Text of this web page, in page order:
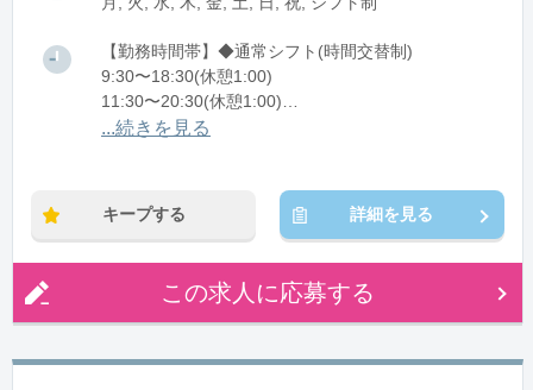
【勤務時間帯】◆通常シフト(時間交替制)
9:30〜18:30(休憩1:00)
11:30〜20:30(休憩1:00)
12:30〜21:30(休憩1:00)
※時短：6～8時間勤務
...続きを見る
キープする 詳細を見る
この求人に応募する